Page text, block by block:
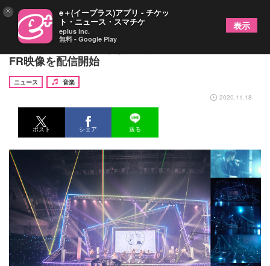
天月-あまつき-、好きな視点からライブを楽しめる
FR映像を配信開始
ニュース
音楽
2020.11.18
ポスト シェア 送る
× e＋(イープラス)アプリ - チケッ
ト・ニュース・スマチケ
eplus inc.
無料 - Google Play
表示